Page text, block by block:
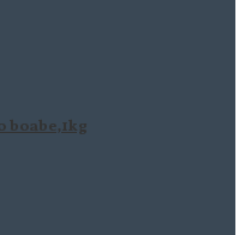
boabe,1kg